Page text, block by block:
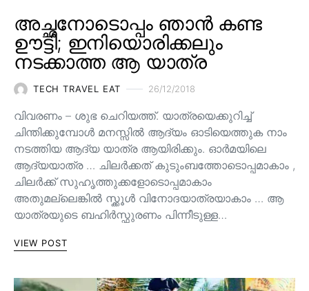
അച്ഛനോടൊപ്പം ഞാൻ കണ്ട
ഊട്ടി; ഇനിയൊരിക്കലും
നടക്കാത്ത ആ യാത്ര
TECH TRAVEL EAT 26/12/2018
വിവരണം – ശുഭ ചെറിയത്ത്. യാത്രയെക്കുറിച്ച്
ചിന്തിക്കുമ്പോൾ മനസ്സിൽ ആദ്യം ഓടിയെത്തുക നാം
നടത്തിയ ആദ്യ യാത്ര ആയിരിക്കും. ഓർമയിലെ
ആദ്യയാത്ര … ചിലർക്കത് കുടുംബത്തോടൊപ്പമാകാം ,
ചിലർക്ക് സുഹൃത്തുക്കളോടൊപ്പമാകാം
അതുമല്ലെങ്കിൽ സ്ക്കൂൾ വിനോദയാത്രയാകാം … ആ
യാത്രയുടെ ബഹിർസ്ഫുരണം പിന്നീടുള്ള…
VIEW POST